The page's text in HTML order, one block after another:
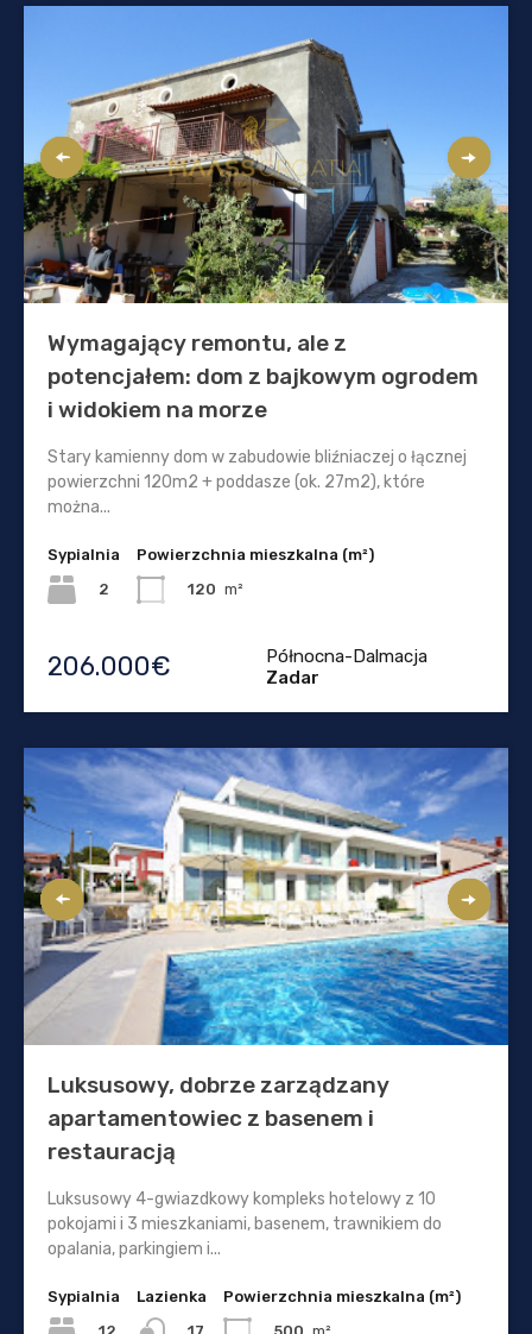
Wymagający remontu, ale z
potencjałem: dom z bajkowym ogrodem
i widokiem na morze
Stary kamienny dom w zabudowie bliźniaczej o łącznej
powierzchni 120m2 + poddasze (ok. 27m2), które
można...
Sypialnia
2
Powierzchnia mieszkalna (m²)
120 m²
206.000€
Północna-Dalmacja
Zadar
Luksusowy, dobrze zarządzany
apartamentowiec z basenem i
restauracją
Luksusowy 4-gwiazdkowy kompleks hotelowy z 10
pokojami i 3 mieszkaniami, basenem, trawnikiem do
opalania, parkingiem i...
Sypialnia
Lazienka
Powierzchnia mieszkalna (m²)